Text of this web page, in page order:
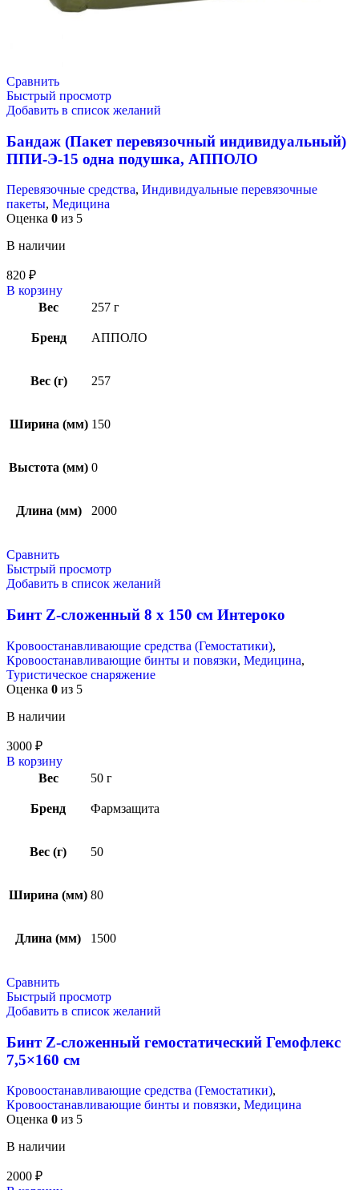
Сравнить
Быстрый просмотр
Добавить в список желаний
Бандаж (Пакет перевязочный индивидуальный)
ППИ-Э-15 одна подушка, АППОЛО
Перевязочные средства, Индивидуальные перевязочные
пакеты, Медицина
Оценка 0 из 5
В наличии
820 ₽
В корзину
Вес
257 г
Бренд АППОЛО
Вес (г) 257
Ширина (мм) 150
Выстота (мм) 0
Длина (мм) 2000
Сравнить
Быстрый просмотр
Добавить в список желаний
Бинт Z-сложенный 8 х 150 см Интероко
Кровоостанавливающие средства (Гемостатики),
Кровоостанавливающие бинты и повязки, Медицина,
Туристическое снаряжение
Оценка 0 из 5
В наличии
3000 ₽
В корзину
Вес
50 г
Бренд Фармзащита
Вес (г) 50
Ширина (мм) 80
Длина (мм) 1500
Сравнить
Быстрый просмотр
Добавить в список желаний
Бинт Z-сложенный гемостатический Гемофлекс
7,5×160 см
Кровоостанавливающие средства (Гемостатики),
Кровоостанавливающие бинты и повязки, Медицина
Оценка 0 из 5
В наличии
2000 ₽